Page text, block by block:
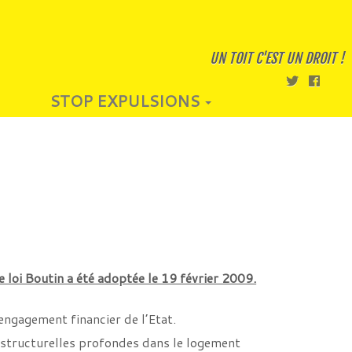
UN TOIT C'EST UN DROIT !
STOP EXPULSIONS
loi Boutin a été adoptée le 19 février 2009.
financier de l’Etat.
structurelles profondes dans le logement